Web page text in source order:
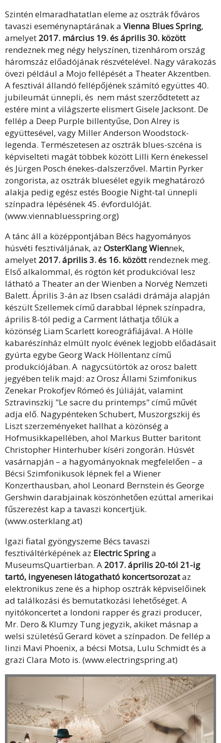
Szintén elmaradhatatlan eleme az osztrák főváros
tavaszi eseménynaptárának a Vienna Blues Spring,
amelyet 2017. március 19. és április 30. között
rendeznek meg négy helyszínen, tizenhárom ország
háromszáz előadójának részvételével. Nagy várakozás
övezi például a Mojo fellépését a Theater Akzentben.
A fesztivál állandó fellépőjének számító együttes 40.
jubileumát ünnepli, és nem mást szerződtetett az
estére mint a világszerte elismert Gisele Jacksont. De
fellép a Deep Purple billentyűse, Don Alrey is
együttesével, vagy Miller Anderson Woodstock-
legenda. Természetesen az osztrák blues-szcéna is
képviselteti magát többek között Lilli Kern énekessel
és Jürgen Posch énekes-dalszerzővel. Martin Pyrker
zongorista, az osztrák bluesélet egyik meghatározó
alakja pedig egész estés Boogie Night-tal ünnepli
színpadra lépésének 45. évfordulóját.
(www.viennabluesspring.org)
A tánc áll a középpontjában Bécs hagyományos
húsvéti fesztiváljának, az OsterKlang Wiennek,
amelyet 2017. április 3. és 16. közöttrendeznek meg.
Első alkalommal, és rögtön két produkcióval lesz
látható a Theater an der Wienben a Norvég Nemzeti
Balett. Április 3-án az Ibsen családi drámája alapján
készült Szellemek című darabbal lépnek színpadra,
április 8-tól pedig a Carment láthatja tőlük a
közönség Liam Scarlett koreográfiájával. A Hölle
kabarészínház elmúlt nyolc évének legjobb előadásait
gyúrta egybe Georg Wack Höllentanz című
produkciójában. A nagycsütörtök az orosz balett
jegyében telik majd: az Orosz Állami Szimfonikus
Zenekar Prokofjev Rómeó és Júliáját, valamint
Sztravinszkij "Le sacre du printemps" című művét
adja elő. Nagypénteken Schubert, Muszorgszkij és
Liszt szerzeményeket hallhat a közönség a
Hofmusikkapellében, ahol Markus Butter baritont
Christopher Hinterhuber kíséri zongorán. Húsvét
vasárnapján – a hagyományoknak megfelelően – a
Bécsi Szimfonikusok lépnek fel a Wiener
Konzerthausban, ahol Leonard Bernstein és George
Gershwin darabjainak köszönhetően ezúttal amerikai
fűszerezést kap a tavaszi koncertjük.
(www.osterklang.at)
Igazi fiatal gyöngyszeme Bécs tavaszi
fesztiváltérképének az Electric Springa
MuseumsQuartierban. A 2017. április 20-tól 21-ig
tartó, ingyenesen látogatható koncertsorozataz
elektronikus zene és a hiphop osztrák képviselőinek
ad találkozási és bemutatkozási lehetőséget. A
nyitókoncertet a londoni rapper és grazi producer,
Mr. Dero & Klumzy Tung jegyzik, akiket másnap a
welsi születésű Gerard követ a színpadon. De fellép a
linzi Mavi Phoenix, a bécsi Motsa, Lulu Schmidt és a
grazi Clara Moto is. (www.electringspring.at)